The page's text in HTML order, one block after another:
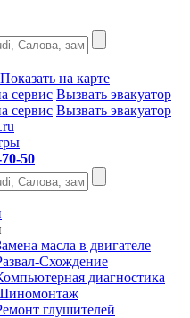
Показать на карте
сервис Вызвать эвакуатор
сервис Вызвать эвакуатор
50
масла в двигателе
Схождение
диагностика
глушителей